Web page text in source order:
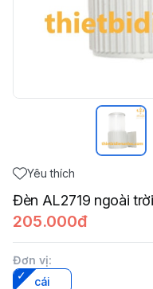
Yêu thích
Đèn AL2719 ngoài trời
205.000đ
Đơn vị:
cái